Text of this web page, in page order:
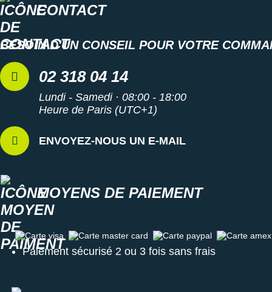
CONTACT
BESOIN D'UN CONSEIL POUR VOTRE
02 318 04 14
Lundi - Samedi · 08:00 - 18:00
Heure de Paris (UTC+1)
ENVOYEZ-NOUS UN E-MAIL
MOYENS DE PAIEMENT
Carte visa Carte master card Carte paypal Carte amex
Paiement sécurisé 2 ou 3 fois sans frais